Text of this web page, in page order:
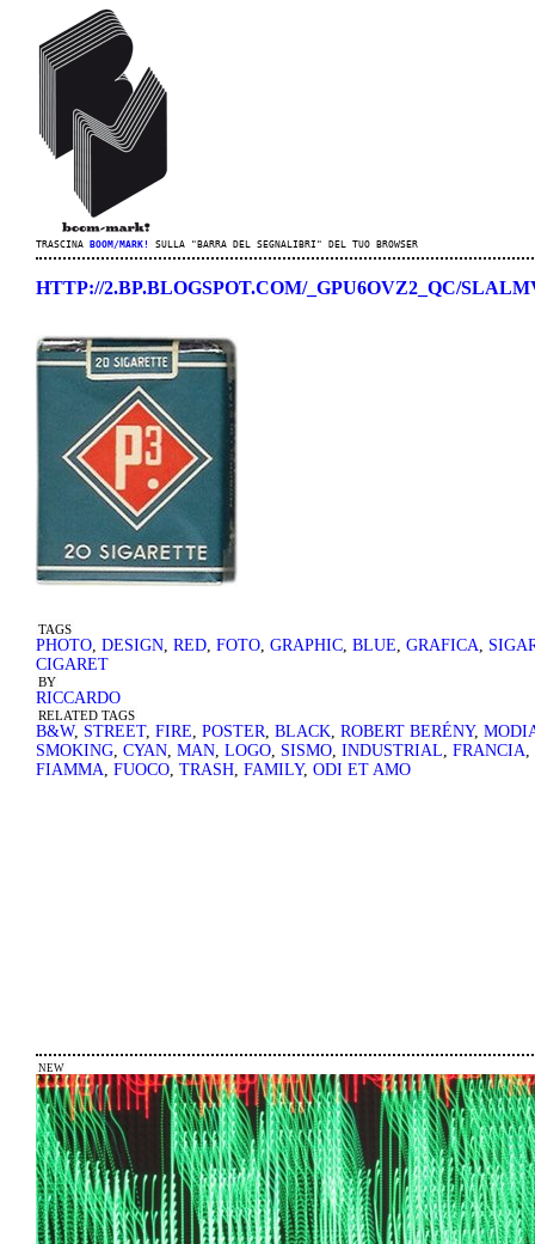
TRASCINA BOOM/MARK! SULLA "BARRA DEL SEGNALIBRI" DEL TUO BROWSER
HTTP://2.BP.BLOGSPOT.COM/_GPU6OVZ2_QC/
TAGS
PHOTO, DESIGN, RED, FOTO, GRAPHIC, BLUE, GRAFICA,
CIGARET
BY
RICCARDO
RELATED TAGS
B&W, STREET, FIRE, POSTER, BLACK, ROBERT BERÉNY,
SMOKING, CYAN, MAN, LOGO, SISMO, INDUSTRIAL, FRANCIA,
FIAMMA, FUOCO, TRASH, FAMILY, ODI ET AMO
NEW